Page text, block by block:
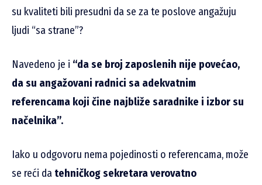
su kvaliteti bili presudni da se za te poslove angažuju
ljudi “sa strane”?
Navedeno je i “da se broj zaposlenih nije povećao,
da su angažovani radnici sa adekvatnim
referencama koji čine najbliže saradnike i izbor su
načelnika”.
Iako u odgovoru nema pojedinosti o referencama, može
se reći da tehničkog sekretara verovatno